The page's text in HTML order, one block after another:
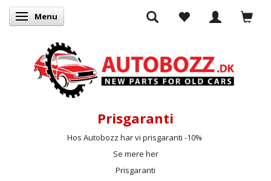
Skifte navigation
Menu
Prisgaranti
Hos Autobozz har vi prisgaranti -10%
Se mere her
Prisgaranti